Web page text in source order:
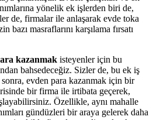
yönelik ek işlerden biri de,
de, firmalar ile anlaşarak evde toka
masraflarını karşılama fırsatı
kazanmak isteyenler için bu
bahsedeceğiz. Sizler de, bu ek iş
evden para kazanmak için bir
bir firma ile irtibata geçerek,
Özellikle, aynı mahalle
gündüzleri bir araya gelerek daha